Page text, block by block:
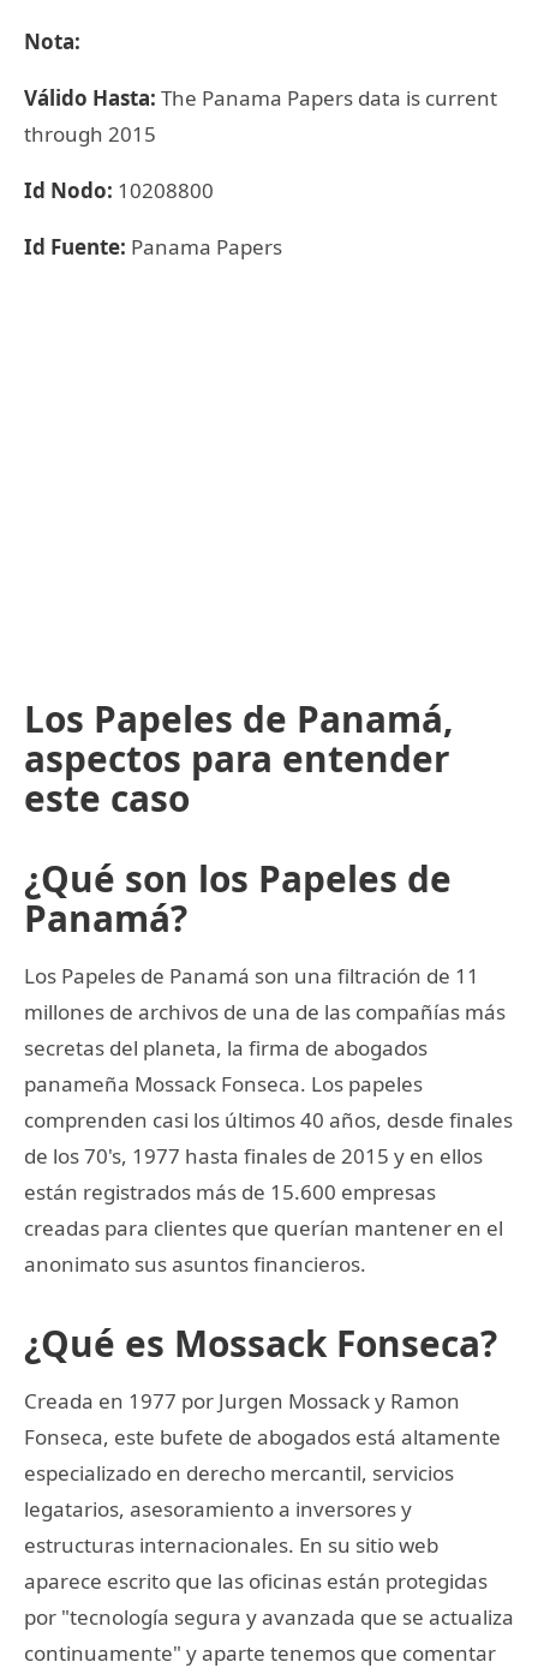
Nota:
Válido Hasta: The Panama Papers data is current
through 2015
Id Nodo: 10208800
Id Fuente: Panama Papers
Los Papeles de Panamá,
aspectos para entender
este caso
¿Qué son los Papeles de
Panamá?
Los Papeles de Panamá son una filtración de 11
millones de archivos de una de las compañías más
secretas del planeta, la firma de abogados
panameña Mossack Fonseca. Los papeles
comprenden casi los últimos 40 años, desde finales
de los 70's, 1977 hasta finales de 2015 y en ellos
están registrados más de 15.600 empresas
creadas para clientes que querían mantener en el
anonimato sus asuntos financieros.
¿Qué es Mossack Fonseca?
Creada en 1977 por Jurgen Mossack y Ramon
Fonseca, este bufete de abogados está altamente
especializado en derecho mercantil, servicios
legatarios, asesoramiento a inversores y
estructuras internacionales. En su sitio web
aparece escrito que las oficinas están protegidas
por "tecnología segura y avanzada que se actualiza
continuamente" y aparte tenemos que comentar